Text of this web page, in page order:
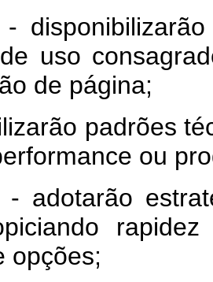
uso
de página;
padrões
ou
opções;